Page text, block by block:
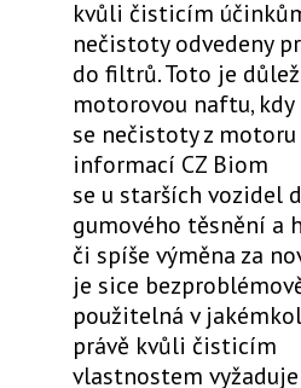
kvůli čisticím
nečistoty odvedeny
do filtrů. Toto je
motorovou naftu, kdy
se nečistoty z
informací CZ Biom
se u starších vozidel
gumového těsnění a
či spíše výměna za
je sice
použitelná v
právě kvůli čisticím
vlastnostem